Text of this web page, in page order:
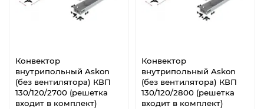
Конвектор
внутрипольный Askon
(без вентилятора) КВП
130/120/2700 (решетка
входит в комплект)
Конвектор
внутрипольный Askon
(без вентилятора) КВП
130/120/2800 (решетка
входит в комплект)